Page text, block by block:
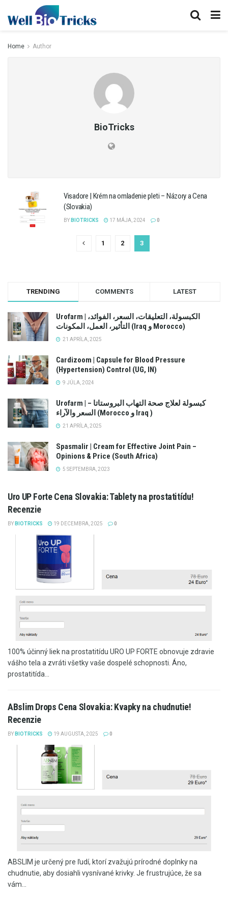
Home Author
BioTricks
Visadore | Krém na omladenie pleti – Názory a Cena
(Slovakia)
BY BIOTRICKS 17 MÁJA, 2024 0
1 2 3
TRENDING COMMENTS LATEST
Urofarm | الكبسولة، التعليقات، السعر، الفوائد،
التأثير، العمل، المكونات (Iraq و Morocco)
21 APRÍLA, 2025
Cardizoom | Capsule for Blood Pressure
(Hypertension) Control (UG, IN)
9 JÚLA, 2024
Urofarm | كبسولة لعلاج صحة التهاب البروستاتا –
السعر والآراء (Morocco و Iraq )
21 APRÍLA, 2025
Spasmalir | Cream for Effective Joint Pain –
Opinions & Price (South Africa)
5 SEPTEMBRA, 2023
Uro UP Forte Cena Slovakia: Tablety na prostatitídu!
Recenzie
BY BIOTRICKS 19 DECEMBRA, 2025 0
100% účinný liek na prostatitídu URO UP FORTE obnovuje zdravie
vášho tela a zvráti všetky vaše dospelé schopnosti. Áno,
prostatitída...
ABslim Drops Cena Slovakia: Kvapky na chudnutie!
Recenzie
BY BIOTRICKS 19 AUGUSTA, 2025 0
ABSLIM je určený pre ľudí, ktorí zvažujú prírodné doplnky na
chudnutie, aby dosiahli vysnívané krivky. Je frustrujúce, že sa
vám...